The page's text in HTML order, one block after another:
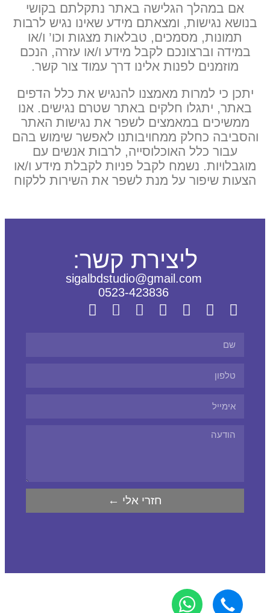
אם במהלך הגלישה באתר נתקלתם בקושי
בנושא נגישות, ומצאתם מידע שאינו נגיש לרבות
תמונות, מסמכים, טבלאות מצגות וכו’ ו/או
במידה וברצונכם לקבל מידע ו/או עזרה, הנכם
מוזמנים לפנות אלינו דרך עמוד צור קשר.
יתכן כי למרות מאמצנו להנגיש את כלל הדפים
באתר, יתגלו חלקים באתר שטרם נגישים. אנו
ממשיכים במאמצים לשפר את נגישות האתר
והסביבה כחלק ממחויבותנו לאפשר שימוש בהם
עבור כלל האוכלוסייה, לרבות אנשים עם
מוגבלויות. נשמח לקבל פניות לקבלת מידע ו/או
הצעות שיפור על מנת לשפר את השירות ללקוח
ליצירת קשר:
sigalbdstudio@gmail.com
0523-423836
חזרי אלי ←